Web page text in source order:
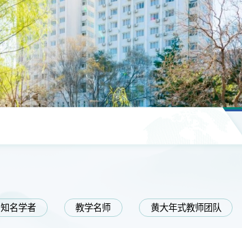
知名学者 教学名师 黄大年式教师团队